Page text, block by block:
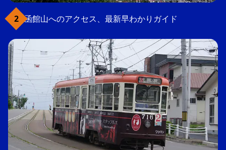
函館山へのアクセス、最新早わかりガイド